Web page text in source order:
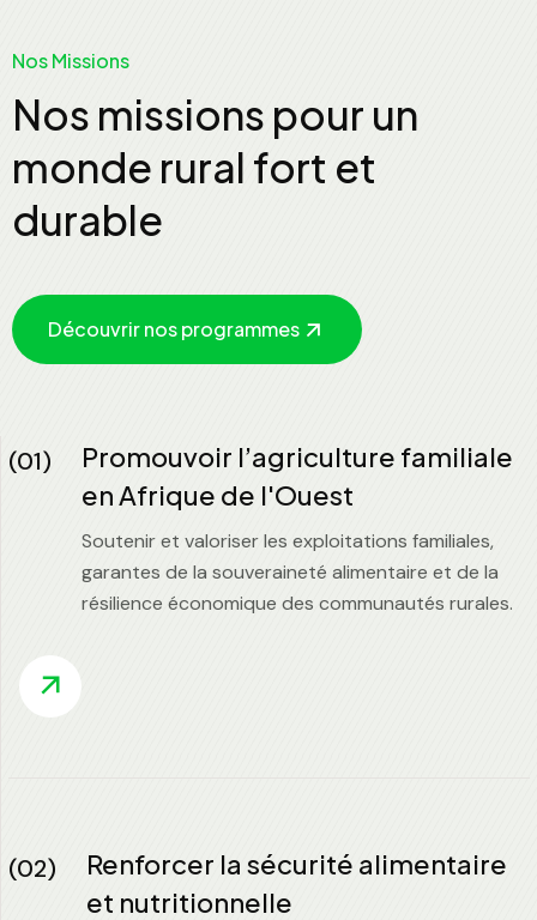
Nos Missions
Nos missions pour un
monde rural fort et
durable
Découvrir nos programmes
(01)
Promouvoir l’agriculture familiale
en Afrique de l'Ouest
Soutenir et valoriser les exploitations familiales,
garantes de la souveraineté alimentaire et de la
résilience économique des communautés rurales.
(02)
Renforcer la sécurité alimentaire
et nutritionnelle